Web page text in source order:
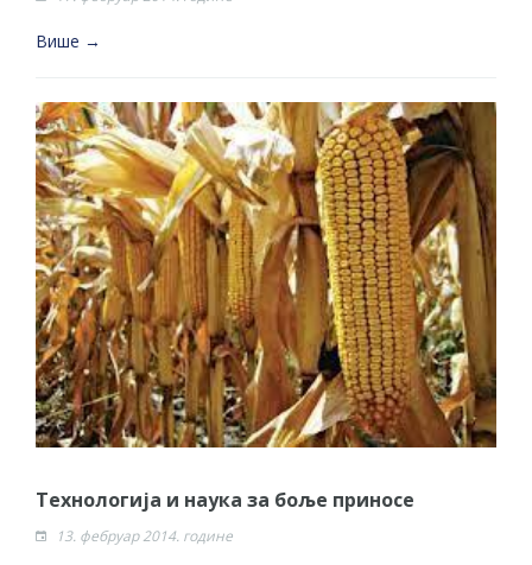
Више →
Технологија и наука за боље приносе
13. фебруар 2014. године